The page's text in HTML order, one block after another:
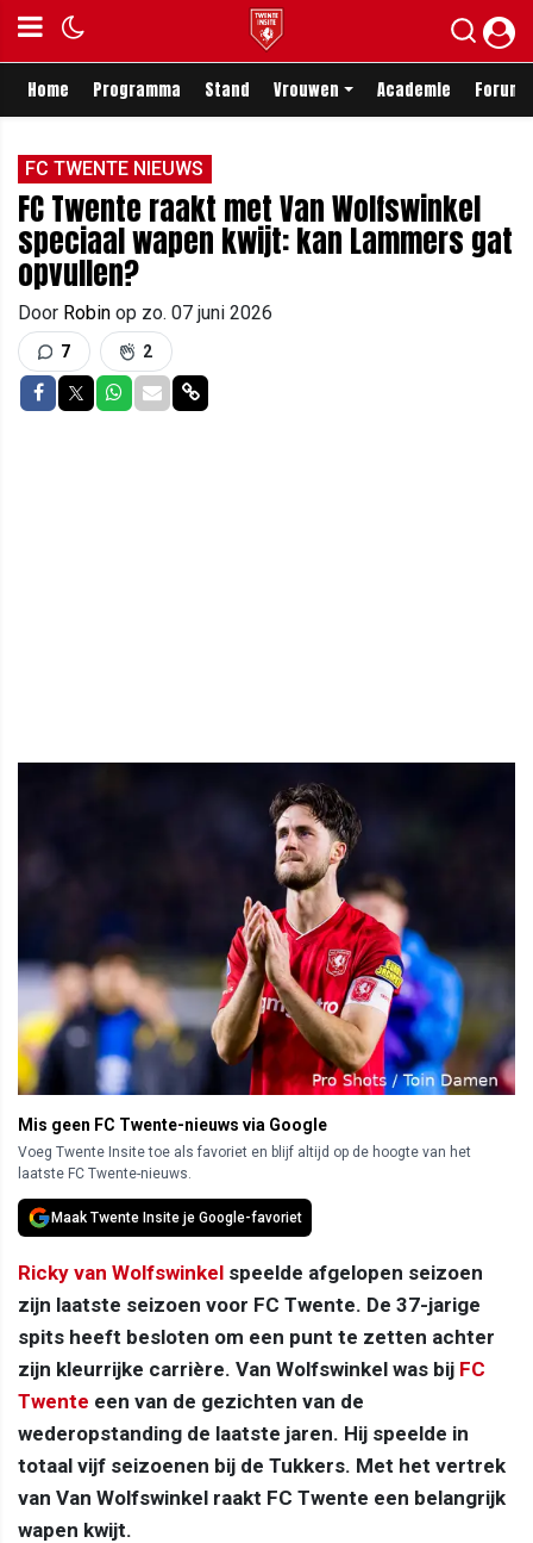
Home Programma Stand Vrouwen Academie Forum
FC TWENTE NIEUWS
FC Twente raakt met Van Wolfswinkel
speciaal wapen kwijt: kan Lammers gat
opvullen?
Door Robin op zo. 07 juni 2026
7 2
Delen op Facebook
Delen op Twitter
Delen op Whatsapp
Delen via Mail
Delen via link
Mis geen FC Twente-nieuws via Google
Voeg Twente Insite toe als favoriet en blijf altijd op de hoogte van het
laatste FC Twente-nieuws.
Maak Twente Insite je Google-favoriet
Ricky van Wolfswinkel speelde afgelopen seizoen
zijn laatste seizoen voor FC Twente. De 37-jarige
spits heeft besloten om een punt te zetten achter
zijn kleurrijke carrière. Van Wolfswinkel was bij FC
Twente een van de gezichten van de
wederopstanding de laatste jaren. Hij speelde in
totaal vijf seizoenen bij de Tukkers. Met het vertrek
van Van Wolfswinkel raakt FC Twente een belangrijk
wapen kwijt.